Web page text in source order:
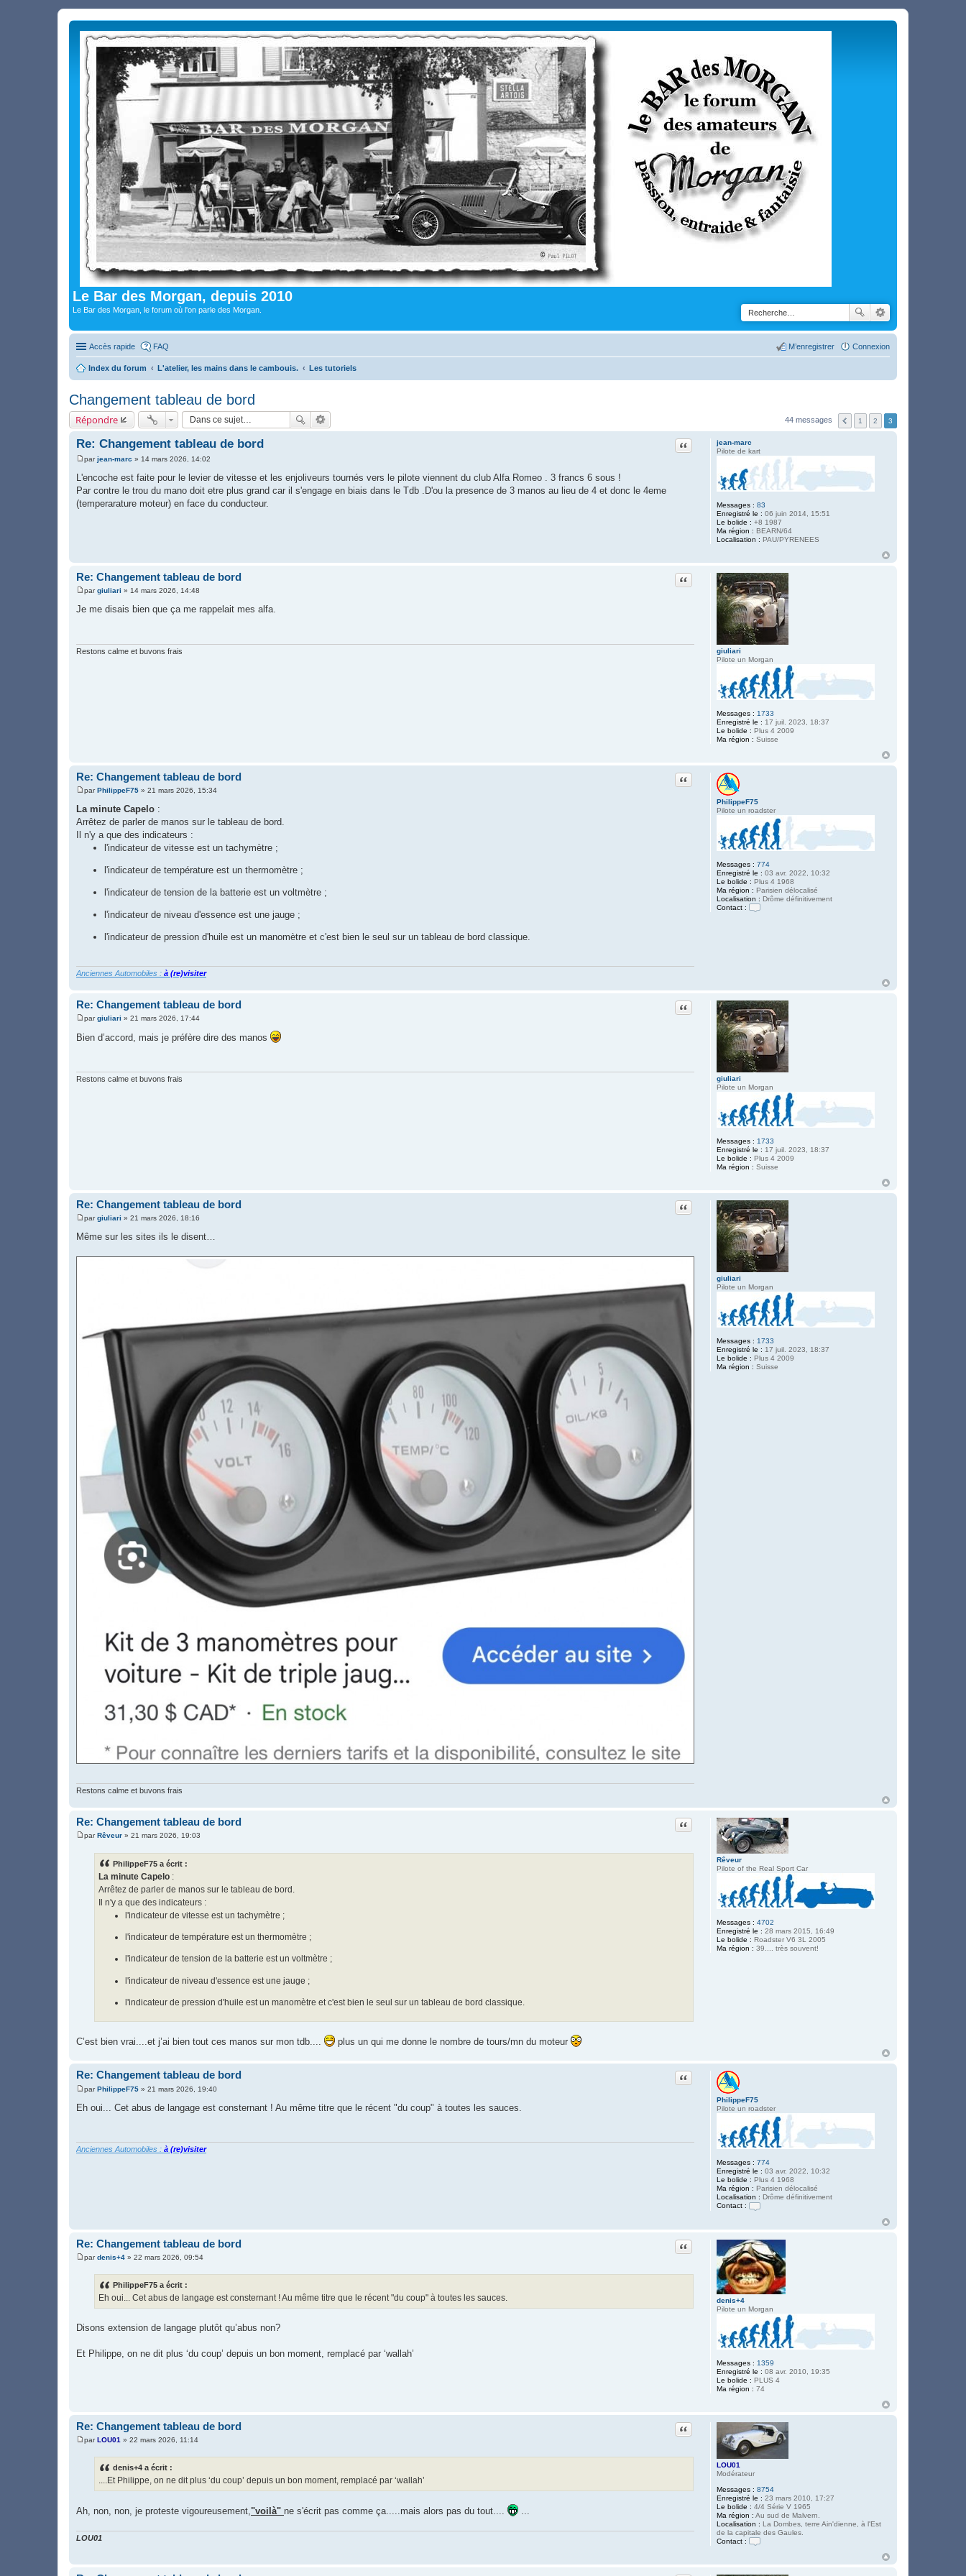
Le Bar des Morgan, depuis 2010
Le Bar des Morgan, le forum où l'on parle des Morgan.
Accès rapide FAQ Connexion
M’enregistrer
Index du forum L'atelier, les mains dans le cambouis. Les tutoriels
Changement tableau de bord
Répondre 44 messages 1 2 3
jean-marc
Pilote de kart
Messages : 83
Enregistré le : 06 juin 2014, 15:51
Le bolide : +8 1987
Ma région : BEARN/64
Localisation : PAU/PYRENEES
Re: Changement tableau de bord Citation
M
s
s
g
parjean-marc » 14 mars 2026, 14:02
L'encoche est faite pour le levier de vitesse et les enjoliveurs tournés vers le pilote viennent du club Alfa Romeo . 3 francs 6 sous !
Par contre le trou du mano doit etre plus grand car il s'engage en biais dans le Tdb .D'ou la presence de 3 manos au lieu de 4 et donc le 4eme
(temperarature moteur) en face du conducteur.
giuliari
Pilote un Morgan
Messages : 1733
Enregistré le : 17 juil. 2023, 18:37
Le bolide : Plus 4 2009
Ma région : Suisse
Re: Changement tableau de bord Citation
M
s
e
pargiuliari » 14 mars 2026, 14:48
Je me disais bien que ça me rappelait mes alfa.
Restons calme et buvons frais
PhilippeF75
Pilote un roadster
Messages : 774
Enregistré le : 03 avr. 2022, 10:32
Le bolide : Plus 4 1968
Ma région : Parisien délocalisé
Localisation : Drôme définitivement
Contact :
h
i
l
i
p
p
e
F
7
Re: Changement tableau de bord Citation
M
s
s
g
parPhilippeF75 » 21 mars 2026, 15:34
La minute Capelo :
Arrêtez de parler de manos sur le tableau de bord.
Il n'y a que des indicateurs :
l'indicateur de vitesse est un tachymètre ;
l'indicateur de température est un thermomètre ;
l'indicateur de tension de la batterie est un voltmètre ;
l'indicateur de niveau d'essence est une jauge ;
l'indicateur de pression d'huile est un manomètre et c'est bien le seul sur un tableau de bord classique.
Anciennes Automobiles : à (re)visiter
giuliari
Pilote un Morgan
Messages : 1733
Enregistré le : 17 juil. 2023, 18:37
Le bolide : Plus 4 2009
Ma région : Suisse
Re: Changement tableau de bord Citation
M
s
e
pargiuliari » 21 mars 2026, 17:44
Bien d’accord, mais je préfère dire des manos
Restons calme et buvons frais
giuliari
Pilote un Morgan
Messages : 1733
Enregistré le : 17 juil. 2023, 18:37
Le bolide : Plus 4 2009
Ma région : Suisse
Re: Changement tableau de bord Citation
M
e
s
a
pargiuliari » 21 mars 2026, 18:16
Même sur les sites ils le disent…
Restons calme et buvons frais
Rêveur
Pilote of the Real Sport Car
Messages : 4702
Enregistré le : 28 mars 2015, 16:49
Le bolide : Roadster V6 3L 2005
Ma région : 39.... très souvent!
Re: Changement tableau de bord Citation
par Rêveur » 21 mars 2026, 19:03
PhilippeF75 a écrit :
La minute Capelo :
Arrêtez de parler de manos sur le tableau de bord.
Il n'y a que des indicateurs :
l'indicateur de vitesse est un tachymètre ;
l'indicateur de température est un thermomètre ;
l'indicateur de tension de la batterie est un voltmètre ;
l'indicateur de niveau d'essence est une jauge ;
l'indicateur de pression d'huile est un manomètre et c'est bien le seul sur un tableau de bord classique.
C’est bien vrai....et j’ai bien tout ces manos sur mon tdb.... plus un qui me donne le nombre de tours/mn du moteur
PhilippeF75
Pilote un roadster
Messages : 774
Enregistré le : 03 avr. 2022, 10:32
Le bolide : Plus 4 1968
Ma région : Parisien délocalisé
Localisation : Drôme définitivement
Contact :
n
t
c
t
e
r
P
i
i
p
p
F
7
5
Re: Changement tableau de bord Citation
M
s
e
parPhilippeF75 » 21 mars 2026, 19:40
Eh oui... Cet abus de langage est consternant ! Au même titre que le récent "du coup" à toutes les sauces.
Anciennes Automobiles : à (re)visiter
denis+4
Pilote un Morgan
Messages : 1359
Enregistré le : 08 avr. 2010, 19:35
Le bolide : PLUS 4
Ma région : 74
Re: Changement tableau de bord Citation
M
pardenis+4 » 22 mars 2026, 09:54
PhilippeF75 a écrit :
Eh oui... Cet abus de langage est consternant ! Au même titre que le récent "du coup" à toutes les sauces.
Disons extension de langage plutôt qu’abus non?
Et Philippe, on ne dit plus ‘du coup’ depuis un bon moment, remplacé par ‘wallah’
LOU01
Modérateur
Messages : 8754
Enregistré le : 23 mars 2010, 17:27
Le bolide : 4/4 Série V 1965
Ma région : Au sud de Malvern.
Localisation : La Dombes, terre Ain'dienne, à l'Est
de la capitale des Gaules.
Contact :
n
Re: Changement tableau de bord Citation
M
parLOU01 » 22 mars 2026, 11:14
denis+4 a écrit :
....Et Philippe, on ne dit plus ‘du coup’ depuis un bon moment, remplacé par ‘wallah’
Ah, non, non, je proteste vigoureusement,"voilà" ne s'écrit pas comme ça.....mais alors pas du tout.... ...
LOU01